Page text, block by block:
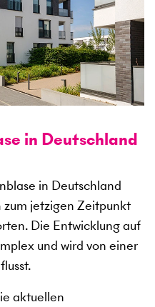
in Deutschland
in Deutschland
zum jetzigen Zeitpunkt
Die Entwicklung auf
und wird von einer
aktuellen